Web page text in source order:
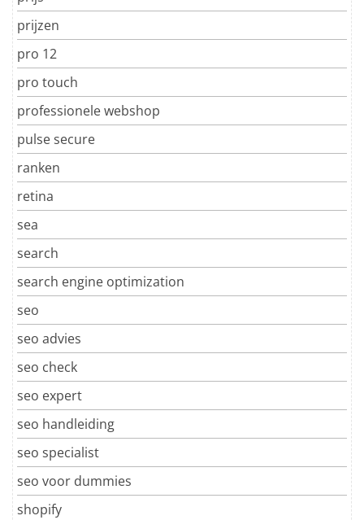
prijzen
pro 12
pro touch
professionele webshop
pulse secure
ranken
retina
sea
search
search engine optimization
seo
seo advies
seo check
seo expert
seo handleiding
seo specialist
seo voor dummies
shopify